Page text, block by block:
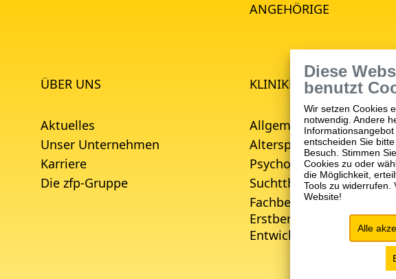
ANGEHÖRIGE
ÜBER UNS
Aktuelles
Unser Unternehmen
Karriere
Die zfp-Gruppe
KLINIKEN
Allgemeinpsychiatrie
Alterspsychiatrie
Psychosomatik
Suchttherapie
Fachbereich für Empfang,
Erstberatung,
Entwicklungsverzögerung
Diese
benutzt
Wir setzen Cookies
notwendig. Andere
entscheiden Sie
Besuch. Stimmen
Cookies zu oder
die Möglichkeit,
Tools zu widerrufen.
Website!
Alle